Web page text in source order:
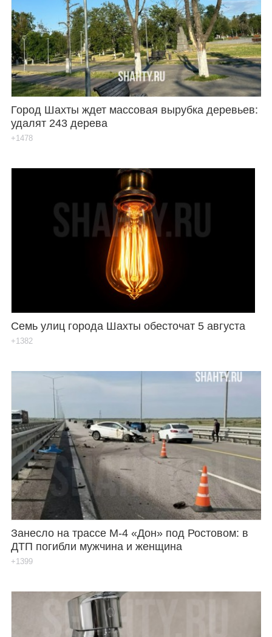
Город Шахты ждет массовая вырубка деревьев:
удалят 243 дерева
+1478
Семь улиц города Шахты обесточат 5 августа
+1382
Занесло на трассе М-4 «Дон» под Ростовом: в
ДТП погибли мужчина и женщина
+1399